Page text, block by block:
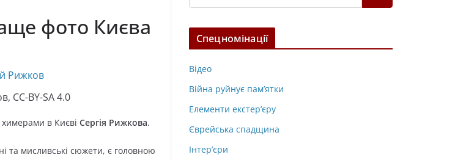
фото Києва
CC-BY-SA 4.0
в Києві Сергія Рижкова.
та мисливські сюжети, є головною
Спецномінації
Відео
Війна руйнує пам’ятки
Елементи екстер’єру
Єврейська спадщина
Інтер’єри